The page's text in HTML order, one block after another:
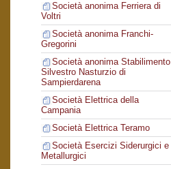
Società anonima Ferriera di
Voltri
Società anonima Franchi-
Gregorini
Società anonima Stabilimento
Silvestro Nasturzio di
Sampierdarena
Società Elettrica della
Campania
Società Elettrica Teramo
Società Esercizi Siderurgici e
Metallurgici